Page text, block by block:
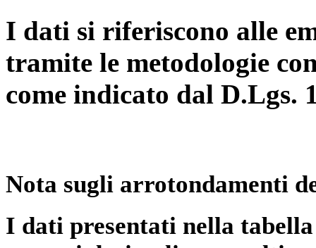
I dati si riferiscono alle
tramite le metodologie
come indicato dal D.Lgs.
Nota sugli arrotondamenti
I dati presentati nella